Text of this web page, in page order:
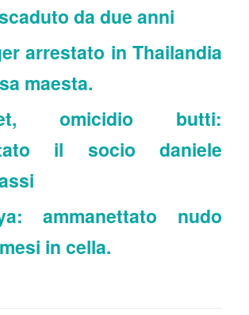
da due anni
arrestato in Thailandia
maesta.
omicidio butti:
il socio daniele
ammanettato nudo
in cella.